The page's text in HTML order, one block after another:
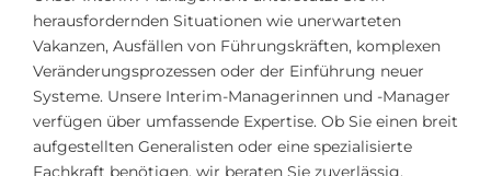
herausfordernden Situationen wie unerwarteten
Vakanzen, Ausfällen von Führungskräften, komplexen
Veränderungsprozessen oder der Einführung neuer
Systeme. Unsere Interim-Managerinnen und -Manager
verfügen über umfassende Expertise. Ob Sie einen breit
aufgestellten Generalisten oder eine spezialisierte
Fachkraft benötigen, wir beraten Sie zuverlässig.